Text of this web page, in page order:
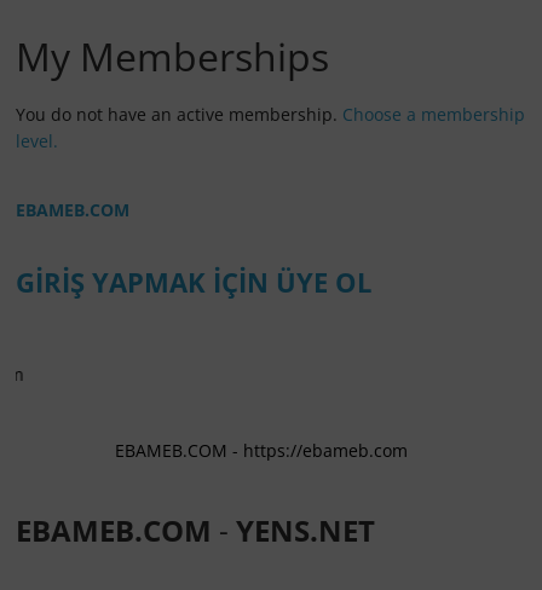
My Memberships
You do not have an active membership. Choose a membership
level.
EBAMEB.COM
GİRİŞ YAPMAK İÇİN ÜYE OL
EBAMEB.COM - https://ebameb.com
EBAMEB.COM -YENS.NET